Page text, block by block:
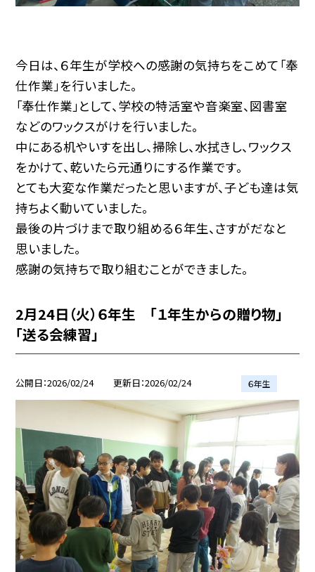
今日は、６年生が学校への感謝の気持ちをこめて「奉
仕作業」を行いました。
「奉仕作業」として、学校の特活室や音楽室、図書室
などのワックスがけを行いました。
中にある机やいすを出し、掃除し、水拭きし、ワックス
をかけて、乾いたら元通りにする作業です。
とても大変な作業だったと思いますが、子ども達は気
持ちよく動いていました。
最後の片づけまで取り組める６年生、さすがだなと
思いました。
感謝の気持ちで取り組むことができました。
2月24日（火）６年生 「１年生からの贈り物」
「送る会練習」
公開日 2026/02/24 更新日 2026/02/24 ６年生